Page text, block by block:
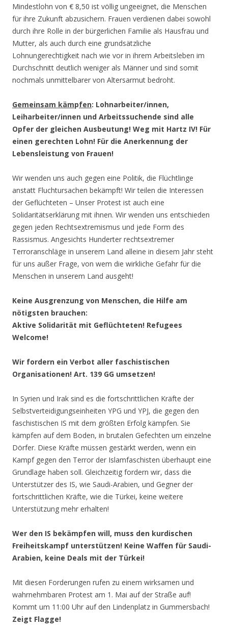
Mindestlohn von € 8,50 ist völlig ungeeignet, die Menschen
für ihre Zukunft abzusichern. Frauen verdienen dabei sowohl
durch ihre Rolle in der bürgerlichen Familie als Hausfrau und
Mutter, als auch durch eine grundsätzliche
Lohnungerechtigkeit nach wie vor in ihrem Arbeitsleben im
Durchschnitt deutlich weniger als Männer und sind somit
nochmals unmittelbarer von Altersarmut bedroht.
Gemeinsam kämpfen: Lohnarbeiter/innen,
Leiharbeiter/innen und Arbeitssuchende sind alle
Opfer der gleichen Ausbeutung! Weg mit Hartz IV! Für
einen gerechten Lohn! Für die Anerkennung der
Lebensleistung von Frauen!
Wir wenden uns auch gegen eine Politik, die Flüchtlinge
anstatt Fluchtursachen bekämpft! Wir teilen die Interessen
der Geflüchteten – Unser Protest ist auch eine
Solidaritätserklärung mit ihnen. Wir wenden uns entschieden
gegen jeden Rechtsextremismus und jede Form des
Rassismus. Angesichts Hunderter rechtsextremer
Terroranschläge in unserem Land alleine in diesem Jahr steht
für uns außer Frage, von wem die wirkliche Gefahr für die
Menschen in unserem Land ausgeht!
Keine Ausgrenzung von Menschen, die Hilfe am
nötigsten brauchen:
Aktive Solidarität mit Geflüchteten! Refugees
Welcome!
Wir fordern ein Verbot aller faschistischen
Organisationen! Art. 139 GG umsetzen!
In Syrien und Irak sind es die fortschrittlichen Kräfte der
Selbstverteidigungseinheiten YPG und YPJ, die gegen den
faschistischen IS mit dem größten Erfolg kämpfen. Sie
kämpfen auf dem Boden, in brutalen Gefechten um einzelne
Dörfer. Diese Kräfte müssen gestärkt werden, wenn ein
Kampf gegen den Terror der Islamfaschisten überhaupt eine
Grundlage haben soll. Gleichzeitig fordern wir, dass die
Unterstützer des IS, wie Saudi-Arabien, und Gegner der
fortschrittlichen Kräfte, wie die Türkei, keine weitere
Unterstützung mehr erhalten!
Wer den IS bekämpfen will, muss den kurdischen
Freiheitskampf unterstützen! Keine Waffen für Saudi-
Arabien, keine Deals mit der Türkei!
Mit diesen Forderungen rufen zu einem wirksamen und
wahrnehmbaren Protest am 1. Mai auf der Straße auf!
Kommt um 11:00 Uhr auf den Lindenplatz in Gummersbach!
Zeigt Flagge!